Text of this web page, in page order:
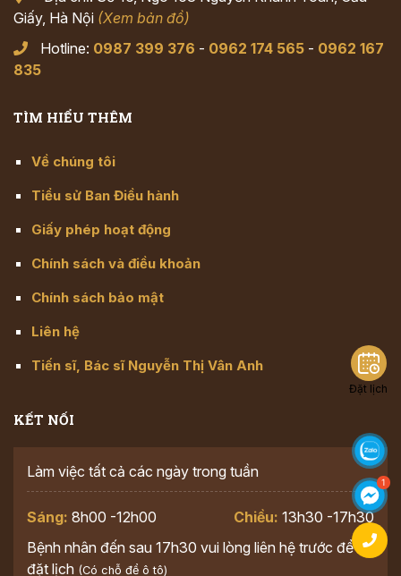
Giấy, Hà Nội (Xem bản đồ)
Hotline: 0987 399 376 - 0962 174 565 - 0962 167
835
TÌM HIỂU THÊM
Về chúng tôi
Tiểu sử Ban Điều hành
Giấy phép hoạt động
Chính sách và điều khoản
Chính sách bảo mật
Liên hệ
Tiến sĩ, Bác sĩ Nguyễn Thị Vân Anh
KẾT NỐI
Làm việc tất cả các ngày trong tuần
Sáng: 8h00 -12h00 Chiều: 13h30 -17h30
Bệnh nhân đến sau 17h30 vui lòng liên hệ trước để
đặt lịch (Có chỗ để ô tô)
Đặt lịch